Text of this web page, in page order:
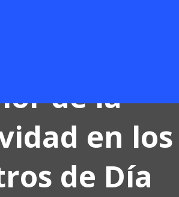
de la
en los
de Día